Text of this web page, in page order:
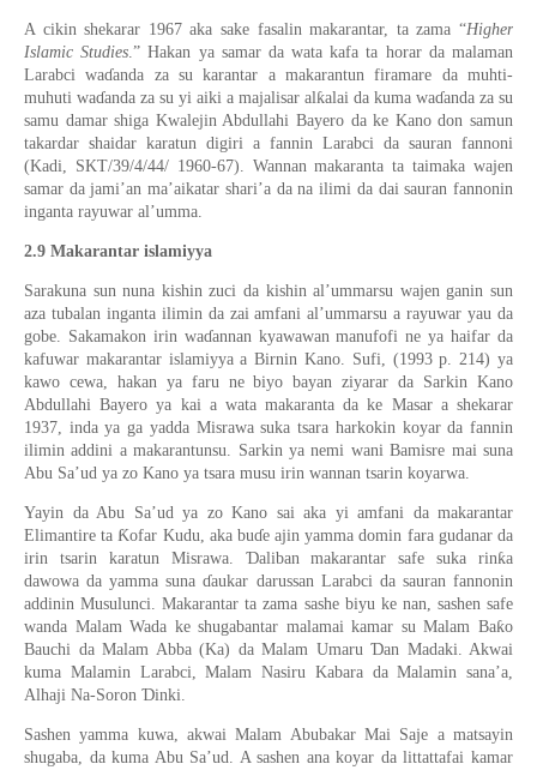
A cikin shekarar 1967 aka sake fasalin makarantar, ta zama “Higher
Islamic Studies.” Hakan ya samar da wata kafa ta horar da malaman
Larabci waɗanda za su karantar a makarantun firamare da muhti-
muhuti waɗanda za su yi aiki a majalisar alƙalai da kuma waɗanda za su
samu damar shiga Kwalejin Abdullahi Bayero da ke Kano don samun
takardar shaidar karatun digiri a fannin Larabci da sauran fannoni
(Kadi, SKT/39/4/44/ 1960-67). Wannan makaranta ta taimaka wajen
samar da jami’an ma’aikatar shari’a da na ilimi da dai sauran fannonin
inganta rayuwar al’umma.
2.9 Makarantar islamiyya
Sarakuna sun nuna kishin zuci da kishin al’ummarsu wajen ganin sun
aza tubalaninganta ilimin da zai amfani al’ummarsu a rayuwar yau da
gobe. Sakamakon irin waɗannan kyawawan manufofi ne ya haifar da
kafuwar makarantar islamiyya a Birnin Kano. Sufi, (1993p.214) ya
kawo cewa, hakanya faru nebiyo bayan ziyarar da Sarkin Kano
Abdullahi Bayero ya kai a wata makaranta da ke Masar a shekarar
1937, inda ya ga yadda Misrawa suka tsara harkokin koyar da fannin
ilimin addini a makarantunsu. Sarkin ya nemi wani Bamisre mai suna
Abu Sa’ud ya zo Kano ya tsara musu irin wannan tsarin koyarwa.
Yayin da Abu Sa’ud ya zo Kano sai aka yi amfani da makarantar
Elimantire taƘofar Kudu, aka buɗeajin yamma domin fara gudanar da
irin tsarin karatun Misrawa. Ɗaliban makarantar safe suka rinƙa
dawowa da yamma sunaɗaukar darussan Larabcida sauran fannonin
addinin Musulunci. Makarantar ta zama sashe biyu ke nan, sashen safe
wanda Malam Wada ke shugabantar malamai kamar suMalam Baƙo
Bauchi da Malam Abba (Ka) da Malam Umaru Ɗan Madaki. Akwai
kuma Malamin Larabci,Malam Nasiru Kabara da Malamin sana’a,
Alhaji Na-Soron Ɗinki.
Sashen yamma kuwa, akwai Malam Abubakar Mai Saje a matsayin
shugaba, da kuma Abu Sa’ud. A sashen ana koyar da littattafai kamar